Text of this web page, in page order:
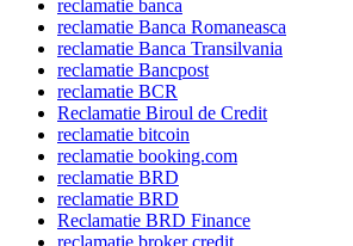
reclamatie banca
reclamatie Banca Romaneasca
reclamatie Banca Transilvania
reclamatie Bancpost
reclamatie BCR
Reclamatie Biroul de Credit
reclamatie bitcoin
reclamatie booking.com
reclamatie BRD
reclamatie BRD
Reclamatie BRD Finance